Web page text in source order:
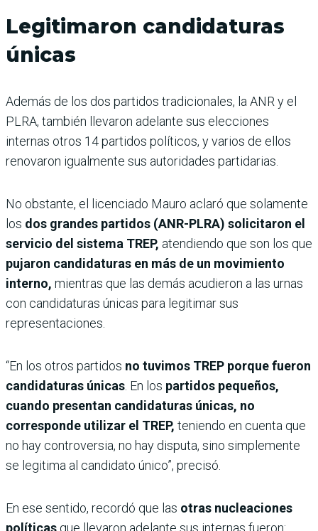
Legitimaron candidaturas
únicas
Además de los dos partidos tradicionales, la ANR y el
PLRA, también llevaron adelante sus elecciones
internas otros 14 partidos políticos, y varios de ellos
renovaron igualmente sus autoridades partidarias.
No obstante, el licenciado Mauro aclaró que solamente
los dos grandes partidos (ANR-PLRA) solicitaron el
servicio del sistema TREP, atendiendo que son los que
pujaron candidaturas en más de un movimiento
interno, mientras que las demás acudieron a las urnas
con candidaturas únicas para legitimar sus
representaciones.
“En los otros partidos no tuvimos TREP porque fueron
candidaturas únicas . En los partidos pequeños,
cuando presentan candidaturas únicas, no
corresponde utilizar el TREP, teniendo en cuenta que
no hay controversia, no hay disputa, sino simplemente
se legitima al candidato único”, precisó.
En ese sentido, recordó que las otras nucleaciones
políticas que llevaron adelante sus internas fueron: